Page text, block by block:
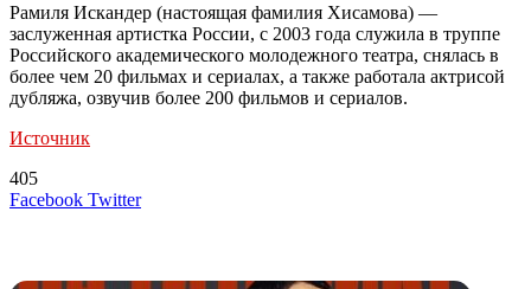
Рамиля Искандер (настоящая фамилия Хисамова) —
заслуженная артистка России, с 2003 года служила в труппе
Российского академического молодежного театра, снялась в
более чем 20 фильмах и сериалах, а также работала актрисой
дубляжа, озвучив более 200 фильмов и сериалов.
Источник
405
Facebook TwitterLinkedIn
Tumblr
Reddit
Вконтакте
Одноклассники
Skype
Messenger
Messenger
WhatsApp
Telegram
Viber
Line
Поделиться
Печатать